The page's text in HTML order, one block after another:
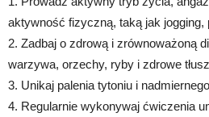
aktywność fizyczną, taką jak jogging,
2. Zadbaj o zdrową i zrównoważoną
warzywa, orzechy, ryby i zdrowe
3. Unikaj palenia tytoniu i
4. Regularnie wykonywaj ćwiczenia